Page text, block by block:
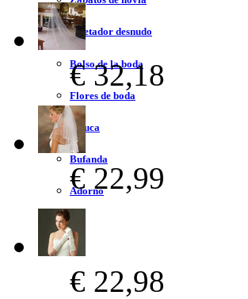
Sujetador desnudo
Bolso de la boda
Flores de boda
Peluca
Bufanda
Adorno
€ 32,18
€ 22,99
€ 22,98